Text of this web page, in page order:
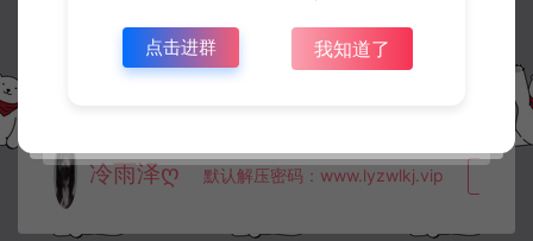
冷雨泽ღ 默认解压密码：www.lyzwlkj.vip
点击进群 我知道了